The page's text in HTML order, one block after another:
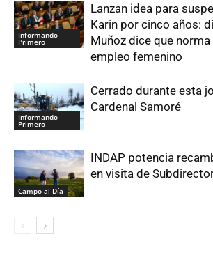
Informando
Primero
Lanzan idea para
Karin por cinco años:
Muñoz dice que
empleo femenino
Informando
Primero
Cerrado durante esta
Cardenal Samoré
Campo al Día
INDAP potencia
en visita de